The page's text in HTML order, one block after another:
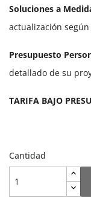
Soluciones a
actualización
Presupuesto
detallado de su
TARIFA BAJO
Cantidad